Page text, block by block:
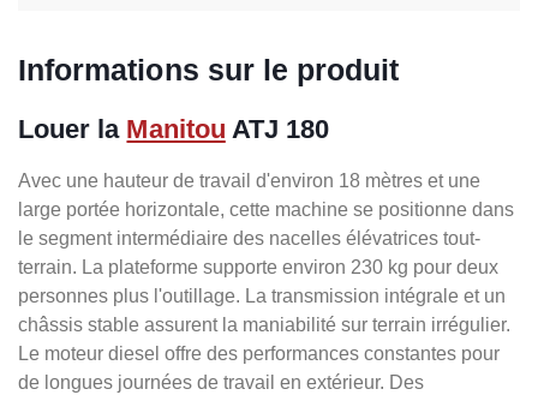
Informations sur le produit
Louer la Manitou ATJ 180
Avec une hauteur de travail d'environ 18 mètres et une
large portée horizontale, cette machine se positionne dans
le segment intermédiaire des nacelles élévatrices tout-
terrain. La plateforme supporte environ 230 kg pour deux
personnes plus l'outillage. La transmission intégrale et un
châssis stable assurent la maniabilité sur terrain irrégulier.
Le moteur diesel offre des performances constantes pour
de longues journées de travail en extérieur. Des